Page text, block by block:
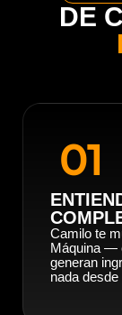
DE
01
Camilo te
Máquina —
generan
nada desde